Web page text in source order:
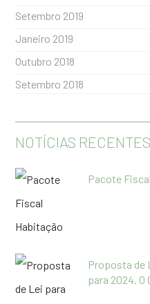
Setembro 2019
Janeiro 2019
Outubro 2018
Setembro 2018
NOTÍCIAS RECENTES
Pacote
Proposta de
para 2024. O